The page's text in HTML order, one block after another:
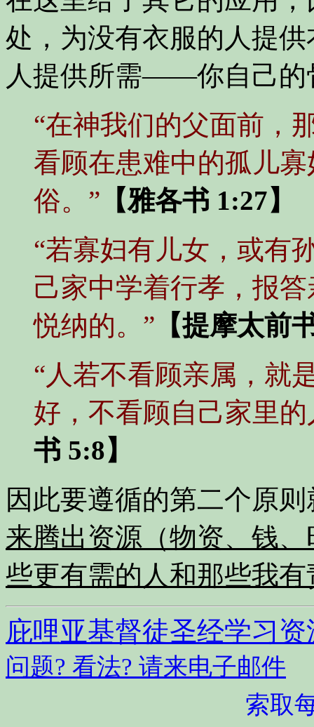
处，为没有衣服的人提
人提供所需——你自己的
“在神我们的父面前，
看顾在患难中的孤儿
俗。” 【雅各书 1:27】
“若寡妇有儿女，或有
己家中学着行孝，报
悦纳的。” 【提摩太前
“人若不看顾亲属，就
好，不看顾自己家里
书 5:8】
因此要遵循的第二个原则
来腾出资源（物资、钱
些更有需的人和那些我
庇哩亚基督徒圣经学习资
问题? 看法? 请来电子邮件
索取